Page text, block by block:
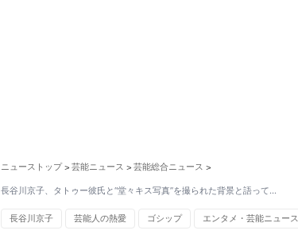
ニューストップ > 芸能ニュース > 芸能総合ニュース >
長谷川京子、タトゥー彼氏と“堂々キス写真”を撮られた背景と語って…
長谷川京子 芸能人の熱愛 ゴシップ エンタメ・芸能ニュース